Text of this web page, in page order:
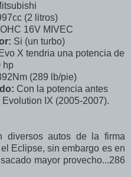
(2 litros)
16V MIVEC
Si (un turbo)
X tendria una potencia de
hp
(289 lb/pie)
Con la potencia antes
IX (2005-2007).
diversos autos de la firma
Eclipse, sin embargo es en
mayor provecho...286